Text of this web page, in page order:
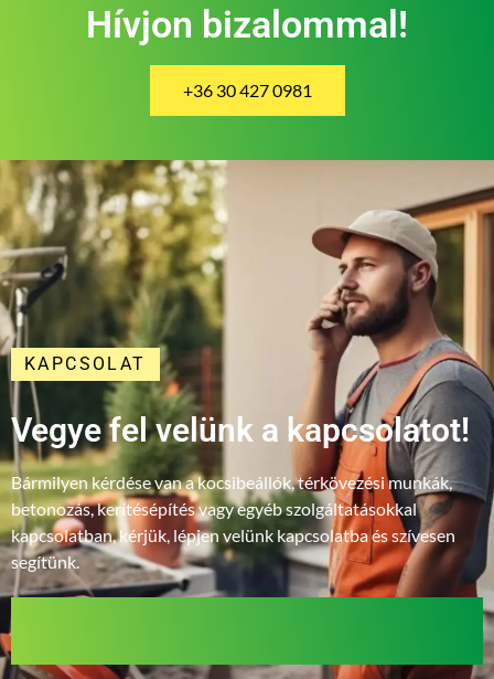
Hívjon bizalommal!
+36 30 427 0981
KAPCSOLAT
Vegye fel velünk a kapcsolatot!
Bármilyen kérdése van a kocsibeállók, térkövezési munkák,
betonozás, kerítésépítés vagy egyéb szolgáltatásokkal
kapcsolatban, kérjük, lépjen velünk kapcsolatba és szívesen
segítünk.